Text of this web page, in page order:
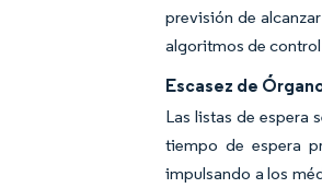
previsión de
algoritmos de
Escasez de
Las listas de espera
tiempo de espera
impulsando a los